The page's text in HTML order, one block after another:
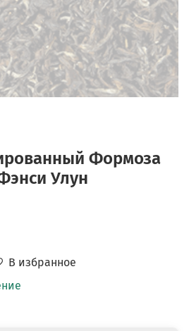
Формоза
Улун
В избранное